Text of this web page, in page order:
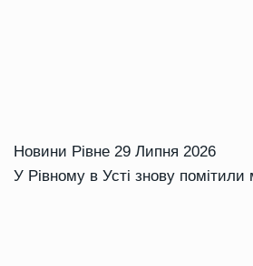
Новини Рівне 29 Липня 2026
У Рівному в Усті знову